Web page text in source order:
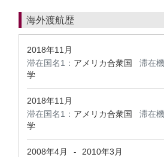
海外渡航歴
2018年11月
滞在国名1： アメリカ合衆国 滞在
学
2018年11月
滞在国名1： アメリカ合衆国 滞在
学
2008年4月 -
2010年3月